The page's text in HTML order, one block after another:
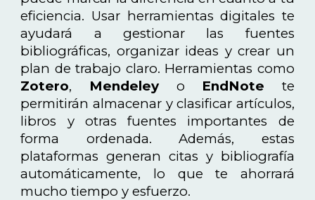
eficiencia. Usar herramientas digitales te
ayudará a gestionar las fuentes
bibliográficas, organizar ideas y crear un
plan de trabajo claro. Herramientas como
Zotero, Mendeleyo EndNote te
permitirán almacenar y clasificar artículos,
libros y otras fuentes importantes de
forma ordenada. Además, estas
plataformas generan citas y bibliografía
automáticamente, lo que te ahorrará
mucho tiempo y esfuerzo.